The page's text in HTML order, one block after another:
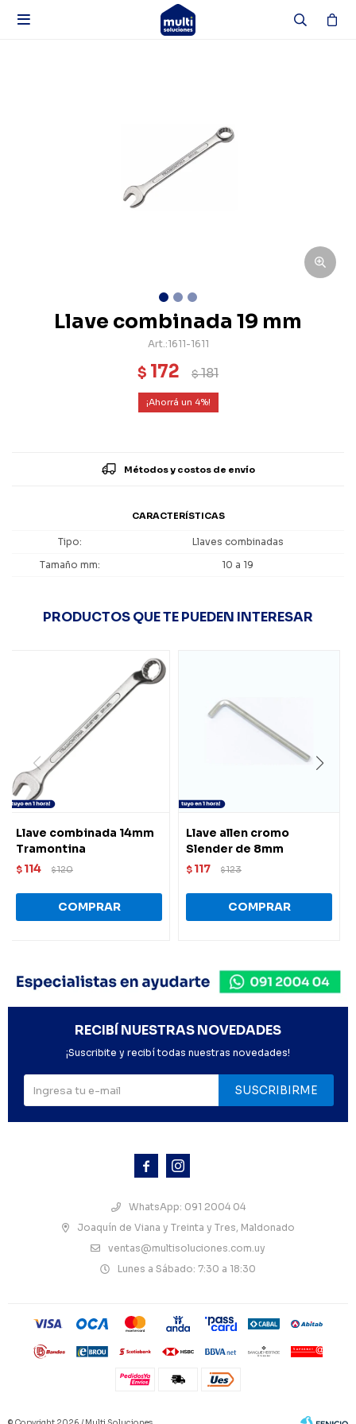

Llave combinada 19 mm
1611-1611
$ 172 $181
4
Métodos y costos de envío
CARACTERÍSTICAS
Tipo
Llaves combinadas
Tamaño mm
10 a 19
PRODUCTOS QUE TE PUEDEN INTERESAR
Llave combinada 14mm
Tramontina
$ 114 $120
Llave allen cromo
Slender de 8mm
$ 117 $123
 
WhatsApp: 091 2004 04
Joaquín de Viana y Treinta y Tres, Maldonado
ventas@multisoluciones.com.uy
Lunes a Sábado: 7:30 a 18:30
RECIBÍ NUESTRAS NOVEDADES
¡Suscribite y recibí todas nuestras novedades!
SUSCRIBIRME